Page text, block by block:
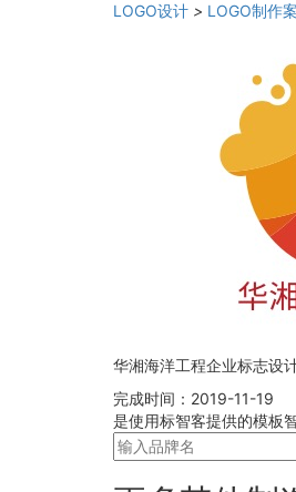
LOGO设计 > LOGO制作
华湘海洋工程企业标志设
完成时间：2019-11-19
是使用标智客提供的模板